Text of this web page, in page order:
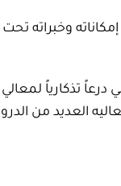
وخبراته تحت
تذكارياً لمعالي
العديد من